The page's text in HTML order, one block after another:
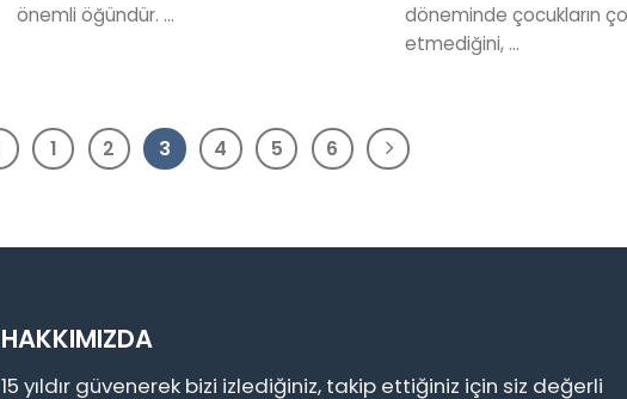
önemli öğündür. ...
döneminde çocukların
etmediğini, ...
1 2 3 4 5 6
HAKKIMIZDA
15 yıldır güvenerek bizi izlediğiniz, takip ettiğiniz için siz değerli